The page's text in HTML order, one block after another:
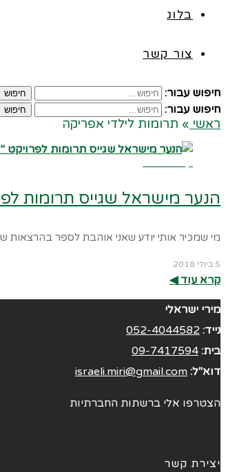
בלוג
צור קשר
חיפוש עבור: חיפוש
חיפוש עבור: חיפוש
ראשי » תרומות לילדי אפריקה
הנער מישראל שגייס תרומות
מי שמכיר אותי יודע שאני אוהבת לספר בהרצאות
5 ביולי 2018
קרא עוד ◀︎
מירי ישראלי
נייד: 052-4044582
בית: 09-7417594
דוא"ל: israeli.miri@gmail.com
הצטרפו אלי ברשתות החברתיות
יצירת קשר